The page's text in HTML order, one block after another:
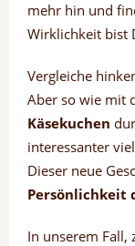
mehr hin und
Wirklichkeit bist
Vergleiche
Aber so wie mit
Käsekuchen
interessanter
Dieser neue
Persönlichkeit
In unserem Fall,